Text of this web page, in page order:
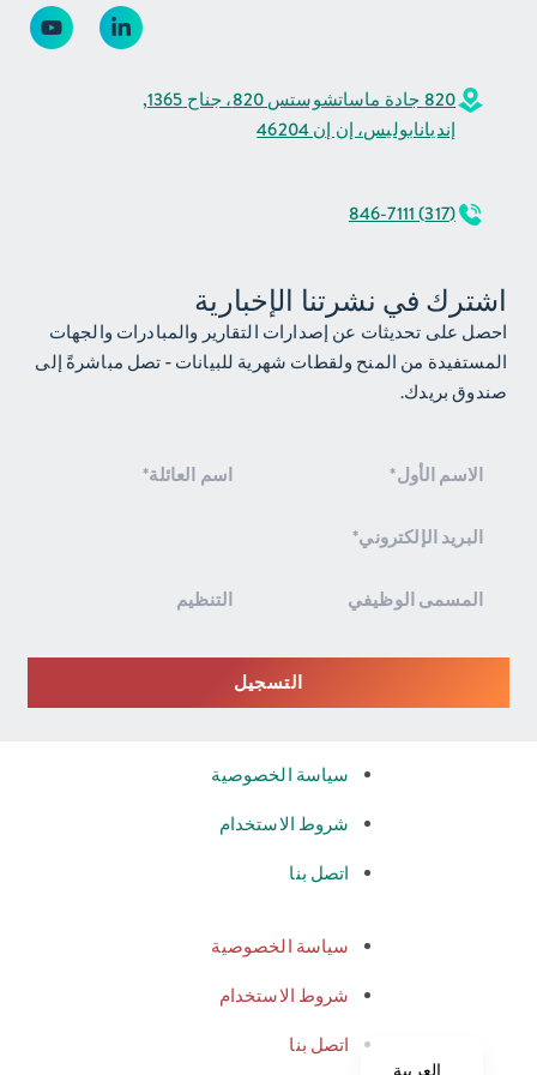
820 جادة ماساتشوستس 820، جناح 1365,
إنديانابوليس، إن إن 46204
(317) 846-7111
اشترك في نشرتنا الإخبارية
احصل على تحديثات عن إصدارات التقارير والمبادرات والجهات
المستفيدة من المنح ولقطات شهرية للبيانات - تصل مباشرةً إلى
صندوق بريدك.
الاشتراك
النشرة
التسجيل
سياسة الخصوصية
شروط الاستخدام
اتصل بنا
سياسة الخصوصية
شروط الاستخدام
اتصل بنا
العربية